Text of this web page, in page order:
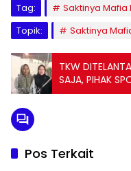
Tag:
Saktinya Mafia
Topik:
Saktinya
TKW
SAJA, PIHAK
JAWAB
Pos Terkait